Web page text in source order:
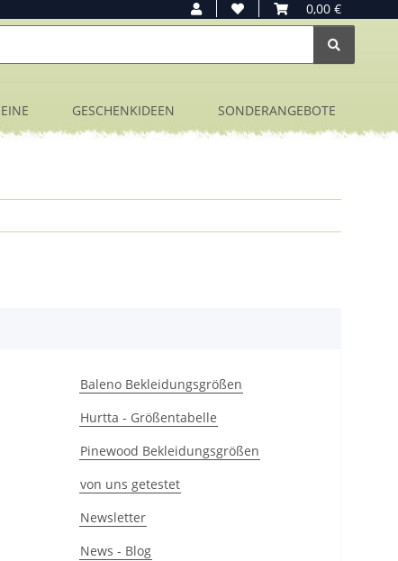
0,00 €
GESCHENKIDEEN SONDERANGEBOTE
Baleno Bekleidungsgrößen
Hurtta - Größentabelle
Pinewood Bekleidungsgrößen
von uns getestet
Newsletter
News - Blog